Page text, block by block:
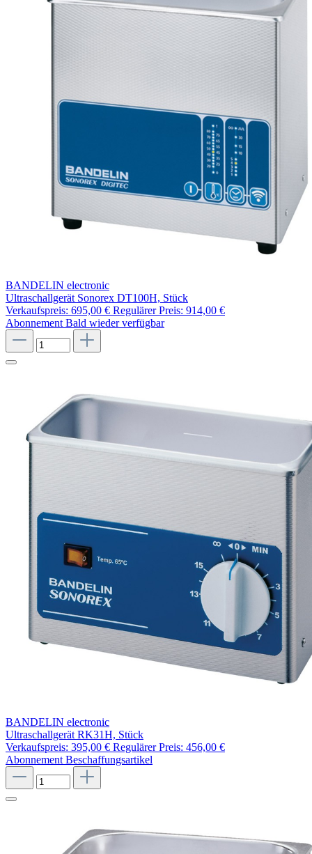
BANDELIN electronic
Ultraschallgerät Sonorex DT100H, Stück
Verkaufspreis: 695,00 € Regulärer Preis: 914,00 €
Abonnement Bald wieder verfügbar
BANDELIN electronic
Ultraschallgerät RK31H, Stück
Verkaufspreis: 395,00 € Regulärer Preis: 456,00 €
Abonnement Beschaffungsartikel